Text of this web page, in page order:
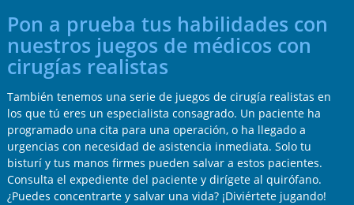
Pon a prueba tus habilidades con
nuestros juegos de médicos con
cirugías realistas
También tenemos una serie de juegos de cirugía realistas en
los que tú eres un especialista consagrado. Un paciente ha
programado una cita para una operación, o ha llegado a
urgencias con necesidad de asistencia inmediata. Solo tu
bisturí y tus manos firmes pueden salvar a estos pacientes.
Consulta el expediente del paciente y dirígete al quirófano.
¿Puedes concentrarte y salvar una vida? ¡Diviértete jugando!